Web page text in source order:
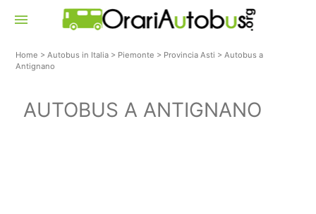
menu
Home >Autobus in Italia > Piemonte > Provincia Asti >Autobus a
Antignano
AUTOBUS A ANTIGNANO